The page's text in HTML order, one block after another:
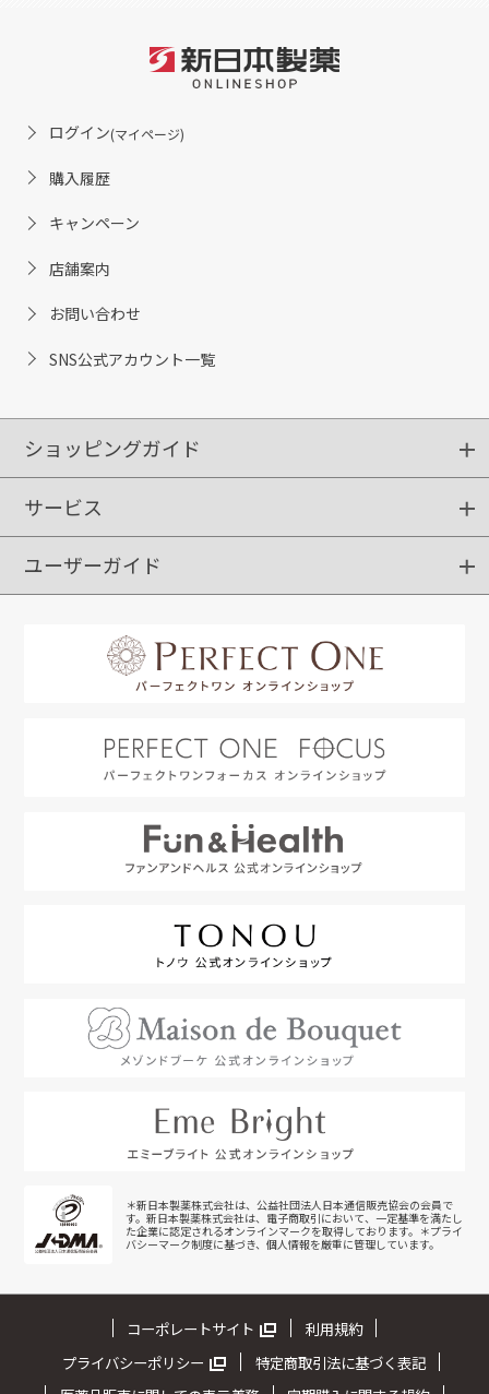
ログイン(マイページ)
購入履歴
キャンペーン
店舗案内
お問い合わせ
SNS公式アカウント一覧
ショッピングガイド
ショッピングガイド
ご注文方法
送料・配送
クーポンご利用方法
サービス
定期購入
ポイントサービス
お知らせメール
ユーザーガイド
＊新日本製薬株式会社は、公益社団法人日本通信販売協会の会員で
す。新日本製薬株式会社は、電子商取引において、一定基準を満たし
た企業に認定されるオンラインマークを取得しております。＊プライ
バシーマーク制度に基づき、個人情報を厳重に管理しています。
コーポレートサイト
利用規約
プライバシーポリシー
特定商取引法に基づく表記